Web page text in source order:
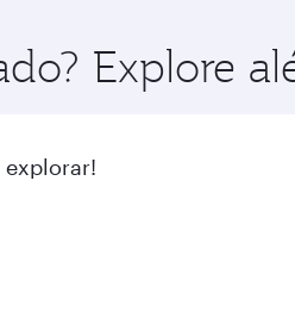
Explore
explorar!